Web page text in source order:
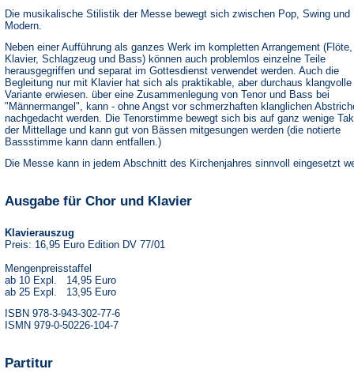
Die musikalische Stilistik der Messe bewegt sich zwischen Pop, Swing und
Modern.
Neben einer Aufführung als ganzes Werk im kompletten Arrangement (Flöte,
Klavier, Schlagzeug und Bass) können auch problemlos einzelne Teile
herausgegriffen und separat im Gottesdienst verwendet werden. Auch die
Begleitung nur mit Klavier hat sich als praktikable, aber durchaus klangvolle
Variante erwiesen. über eine Zusammenlegung von Tenor und Bass bei
"Männermangel", kann - ohne Angst vor schmerzhaften klanglichen
nachgedacht werden. Die Tenorstimme bewegt sich bis auf ganz wenige
der Mittellage und kann gut von Bässen mitgesungen werden (die notierte
Bassstimme kann dann entfallen.)
Die Messe kann in jedem Abschnitt des Kirchenjahres sinnvoll eingesetzt
Ausgabe für Chor und Klavier
Klavierauszug
Preis: 16,95 Euro Edition DV 77/01
Mengenpreisstaffel
ab 10 Expl. 14,95 Euro
ab 25 Expl. 13,95 Euro
ISBN 978-3-943-302-77-6
ISMN 979-0-50226-104-7
Partitur